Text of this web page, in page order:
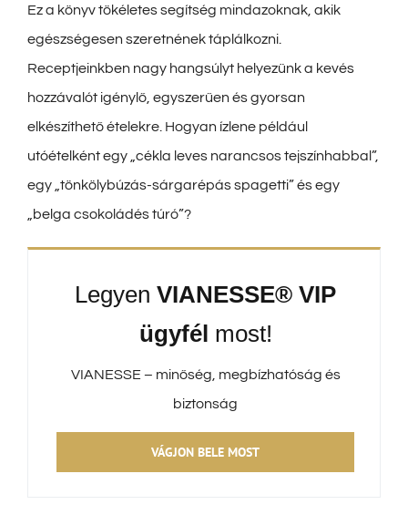
Ez a könyv tökéletes segítség mindazoknak, akik
egészségesen szeretnének táplálkozni.
Receptjeinkben nagy hangsúlyt helyezünk a kevés
hozzávalót igénylő, egyszerűen és gyorsan
elkészíthető ételekre. Hogyan ízlene például
utóételként egy „cékla leves narancsos tejszínhabbal”,
egy „tönkölybúzás-sárgarépás spagetti” és egy
„belga csokoládés túró”?
Legyen VIANESSE® VIP
ügyfél most!
VIANESSE – minőség, megbízhatóság és
biztonság
VÁGJON BELE MOST